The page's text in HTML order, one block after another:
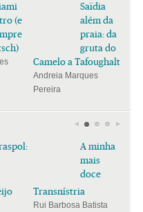
(e
Saïdia
além da
praia: da
gruta do
Camelo a Tafoughalt
Andreia Marques
Pereira
A minha
mais
doce
Transnístria
Rui Barbosa Batista